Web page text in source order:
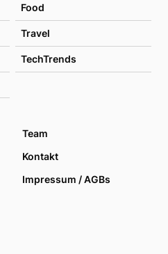
Food
Travel
TechTrends
Team
Kontakt
Impressum / AGBs